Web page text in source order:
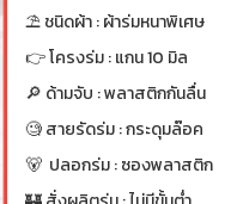
⛱ ชนิดผ้า : ผ้าร่มหนาพิเศษ
👉 โครงร่ม : แกน 10 มิล
🔎 ด้ามจับ : พลาสติกกันลื่น
🧐 สายรัดร่ม : กระดุมล๊อค
🐻 ปลอกร่ม : ซองพลาสติก